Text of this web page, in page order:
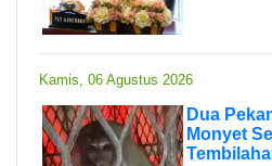
Kamis, 06 Agustus 2026
Dua
Monyet